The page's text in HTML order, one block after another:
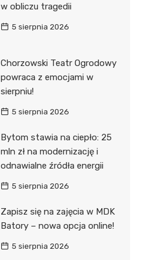
w obliczu tragedii
5 sierpnia 2026
Chorzowski Teatr Ogrodowy
powraca z emocjami w
sierpniu!
5 sierpnia 2026
Bytom stawia na ciepło: 25
mln zł na modernizację i
odnawialne źródła energii
5 sierpnia 2026
Zapisz się na zajęcia w MDK
Batory – nowa opcja online!
5 sierpnia 2026